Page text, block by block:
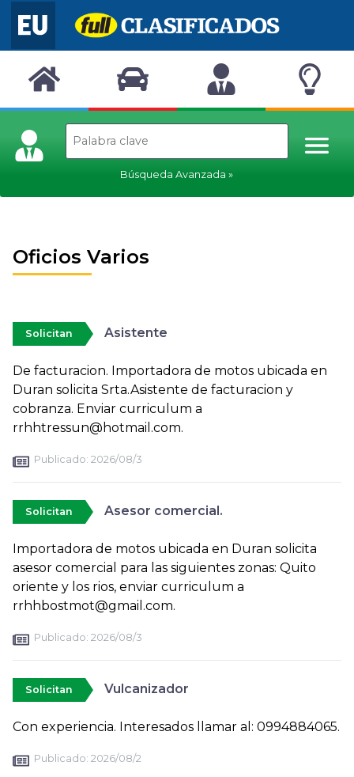
Búsqueda Avanzada
Oficios Varios
Solicitan Asistente
De facturacion. Importadora de motos ubicada en
Duran solicita Srta.Asistente de facturacion y
cobranza. Enviar curriculum a
rrhhtressun@hotmail.com.
Publicado: 2026/08/3
Solicitan Asesor comercial.
Importadora de motos ubicada en Duran solicita
asesor comercial para las siguientes zonas: Quito
oriente y los rios, enviar curriculum a
rrhhbostmot@gmail.com.
Publicado: 2026/08/3
Solicitan Vulcanizador
Con experiencia. Interesados llamar al: 0994884065.
Publicado: 2026/08/2